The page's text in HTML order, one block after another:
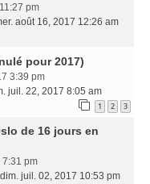
pm
août 16, 2017 12:26 am
pour 2017)
3:39 pm
juil. 22, 2017 8:05 am
1 2 3
de 16 jours en
7:31 pm
dim. juil. 02, 2017 10:53 pm